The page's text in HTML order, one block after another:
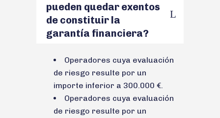
pueden quedar exentos
de constituir la
garantía financiera?
Operadores cuya evaluación
de riesgo resulte por un
importe inferior a 300.000 €.
Operadores cuya evaluación
de riesgo resulte por un